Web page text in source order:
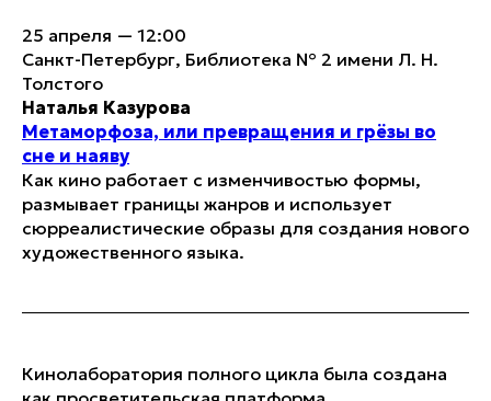
25 апреля — 12:00
Санкт-Петербург, Библиотека № 2 имени Л. Н.
Толстого
Наталья Казурова
Метаморфоза, или превращения и грёзы во
сне и наяву
Как кино работает с изменчивостью формы,
размывает границы жанров и использует
сюрреалистические образы для создания нового
художественного языка.
Кинолаборатория полного цикла была создана